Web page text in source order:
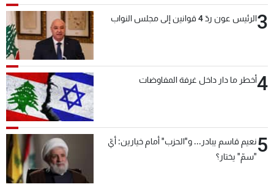
3الرئيس عون ردّ 4 قوانين إلى مجلس النواب
4أخطر ما دار داخل غرفة المفاوضات
5نعيم قاسم يبادر... و"الحزب" أمام خيارين: أيّ
"سمّ" يختار؟